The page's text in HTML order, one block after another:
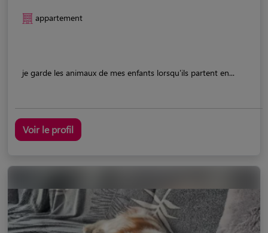
appartement
je garde les animaux de mes enfants lorsqu'ils partent en...
Voir le profil